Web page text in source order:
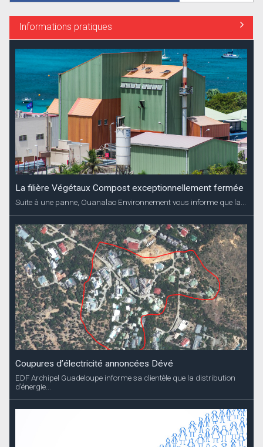
Informations pratiques
La filière Végétaux Compost exceptionnellement fermée
Suite à une panne, Ouanalao Environnement vous informe que la...
Coupures d’électricité annoncées Dévé
EDF Archipel Guadeloupe informe sa clientèle que la distribution
d’énergie...